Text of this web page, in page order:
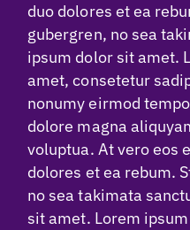
duo dolores et ea
gubergren, no sea
ipsum dolor sit amet.
amet, consetetur
nonumy eirmod
dolore magna
voluptua. At vero eos
dolores et ea rebum.
no sea takimata
sit amet. Lorem